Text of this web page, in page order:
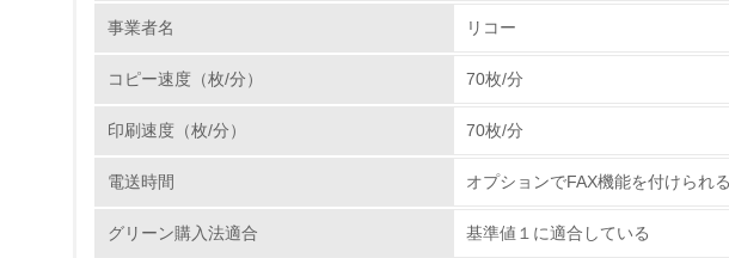
No.
サイクル・部品リサイクル・マテリアルリサイクル・ケミカルリ
再資源化率１００％に向けて取り組んでいます。カートリッジで
ートを新たに追加し、リコーグループ全体で積極的に回収を行っ
で選別・分解・分別処理を行ない、新品と同一基準でリサイクル
バイオプラスチックの環境影響評価
事業者名 リコー
コピー速度（枚/分） 70枚/分
印刷速度（枚/分） 70枚/分
電送時間 オプションでFAX機能を付けられる
グリーン購入法適合 基準値１に適合している